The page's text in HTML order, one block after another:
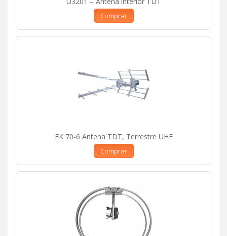
Comprar
EK 70-6 Antena TDT, Terrestre UHF
Comprar